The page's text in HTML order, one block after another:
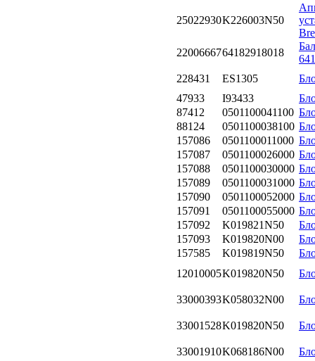
25022930K226003N50
2200666764182918018
228431
ES1305
47933
I93433
87412
0501100041100
88124
0501100038100
157086
0501100011000
157087
0501100026000
157088
0501100030000
157089
0501100031000
157090
0501100052000
157091
0501100055000
157092
K019821N50
157093
K019820N00
157585
K019819N50
12010005K019820N50
33000393K058032N00
33001528K019820N50
33001910K068186N00